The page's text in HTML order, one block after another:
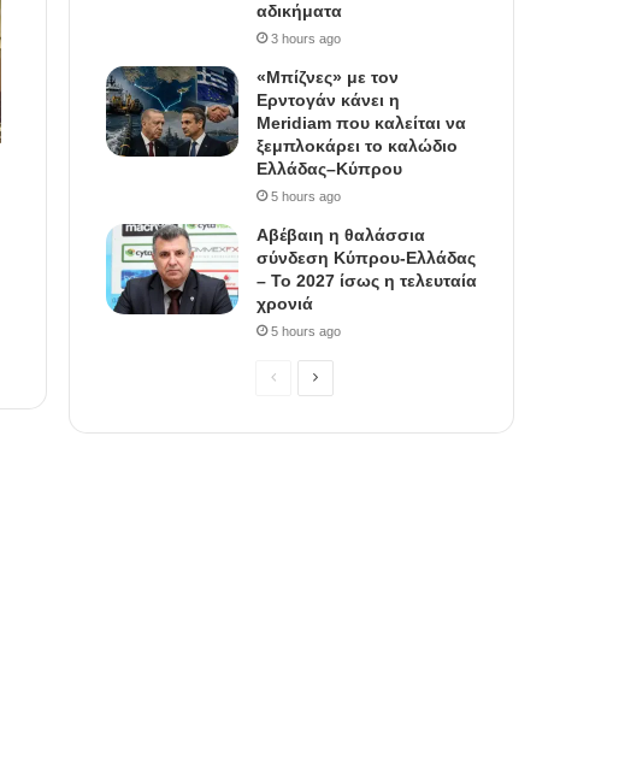
αδικήματα
3 hours ago
«Μπίζνες» με τον
Ερντογάν κάνει η
Meridiam που καλείται να
ξεμπλοκάρει το καλώδιο
Ελλάδας–Κύπρου
5 hours ago
Αβέβαιη η θαλάσσια
σύνδεση Κύπρου-Ελλάδας
– Το 2027 ίσως η τελευταία
χρονιά
5 hours ago